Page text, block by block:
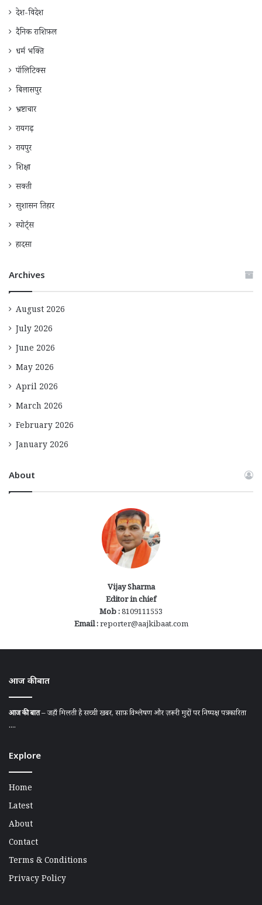
देश-विदेश
दैनिक राशिफ़ल
धर्म भक्ति
पॉलिटिक्स
बिलासपुर
भ्रष्टाचार
रायगढ़
रायपुर
शिक्षा
सक्ती
सुशासन तिहार
स्पोर्ट्स
हादसा
Archives
August 2026
July 2026
June 2026
May 2026
April 2026
March 2026
February 2026
January 2026
About
Vijay Sharma
Editor in chief
Mob :8109111553
Email :reporter@aajkibaat.com
आज की बात
आज की बात– जहाँ मिलती है सच्ची खबर, साफ़ विश्लेषण और ज़रूरी मुद्दों पर निष्पक्ष पत्रकारिता
....
Explore
Home
Latest
About
Contact
Terms & Conditions
Privacy Policy